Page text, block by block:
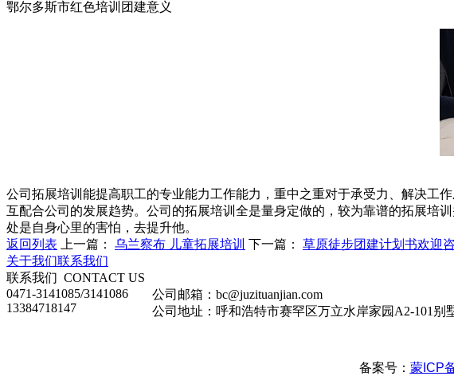
鄂尔多斯市红色培训团建意义
公司拓展培训能提高职工的专业能力工作能力，重中之重对于承受力、解决工
互配合公司的发展趋势。公司的拓展培训全是量身定做的，较为靠谱的拓展培
处是自身心里的害怕，去提升他。
返回列表
上一篇： 乌兰察布 儿童拓展培训 下一篇： 草原徒步团建计划书欢迎
关于我们联系我们
联系我们 CONTACT US
0471-3141085/3141086
13384718147
公司邮箱：bc@juzituanjian.com
公司地址：呼和浩特市赛罕区万立水岸家园A2-101别
备案号： 蒙ICP